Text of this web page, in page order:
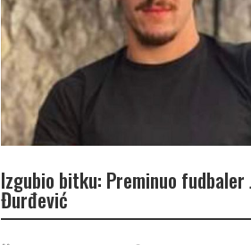
Izgubio bitku: Preminuo fudbaler
Đurđević